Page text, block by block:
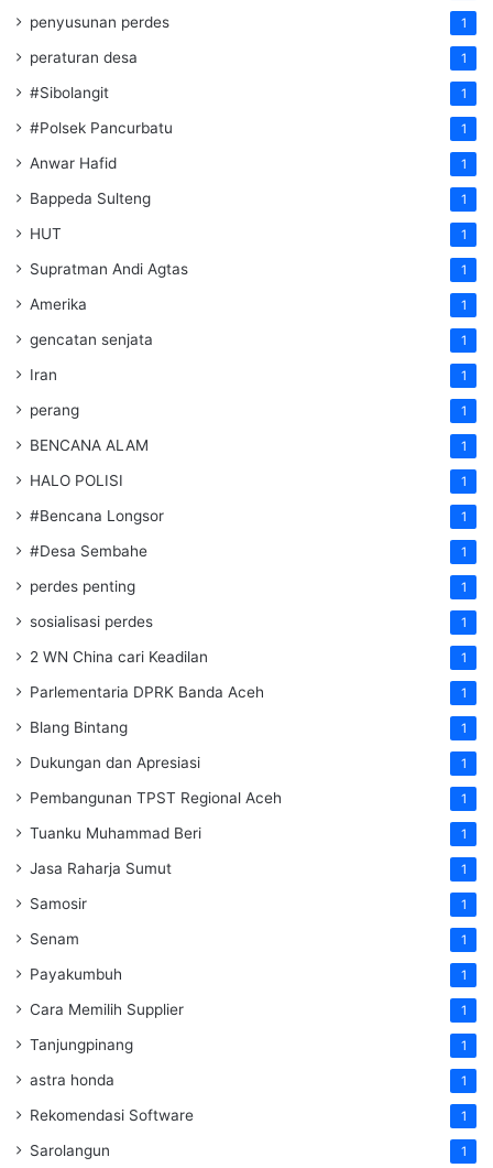
penyusunan perdes 1
peraturan desa 1
#Sibolangit 1
#Polsek Pancurbatu 1
Anwar Hafid 1
Bappeda Sulteng 1
HUT 1
Supratman Andi Agtas 1
Amerika 1
gencatan senjata 1
Iran 1
perang 1
BENCANA ALAM 1
HALO POLISI 1
#Bencana Longsor 1
#Desa Sembahe 1
perdes penting 1
sosialisasi perdes 1
2 WN China cari Keadilan 1
Parlementaria DPRK Banda Aceh 1
Blang Bintang 1
Dukungan dan Apresiasi 1
Pembangunan TPST Regional Aceh 1
Tuanku Muhammad Beri 1
Jasa Raharja Sumut 1
Samosir 1
Senam 1
Payakumbuh 1
Cara Memilih Supplier 1
Tanjungpinang 1
astra honda 1
Rekomendasi Software 1
Sarolangun 1